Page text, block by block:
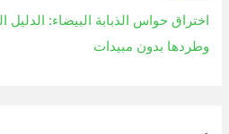
اختراق حواس الذبابة البيضاء:
وطردها بدون مبيدات